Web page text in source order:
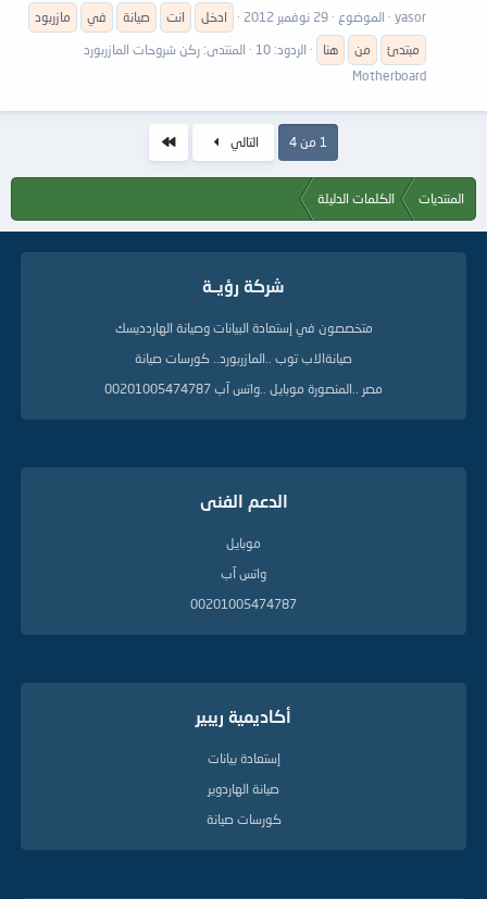
yasor
الموضوع 29 نوفمبر 2012 ادخل انت صيانة في
مازربود
مبتدئ
من هنا الردود: 10 المنتدى: ركن شروحات المازربورد
Motherboard
1 من 4 التالي
المنتديات الكلمات الدليلة
شركة رؤيــة
متخصصون في إستعادة البيانات وصيانة الهاردديسك
صيانةالاب توب ..المازربورد.. كورسات صيانة
مصر ..المنصورة موبايل ..واتس آب 00201005474787
الدعم الفنى
موبايل
واتس آب
00201005474787
أكاديمية ريبير
إستعادة بيانات
صيانة الهاردوير
كورسات صيانة